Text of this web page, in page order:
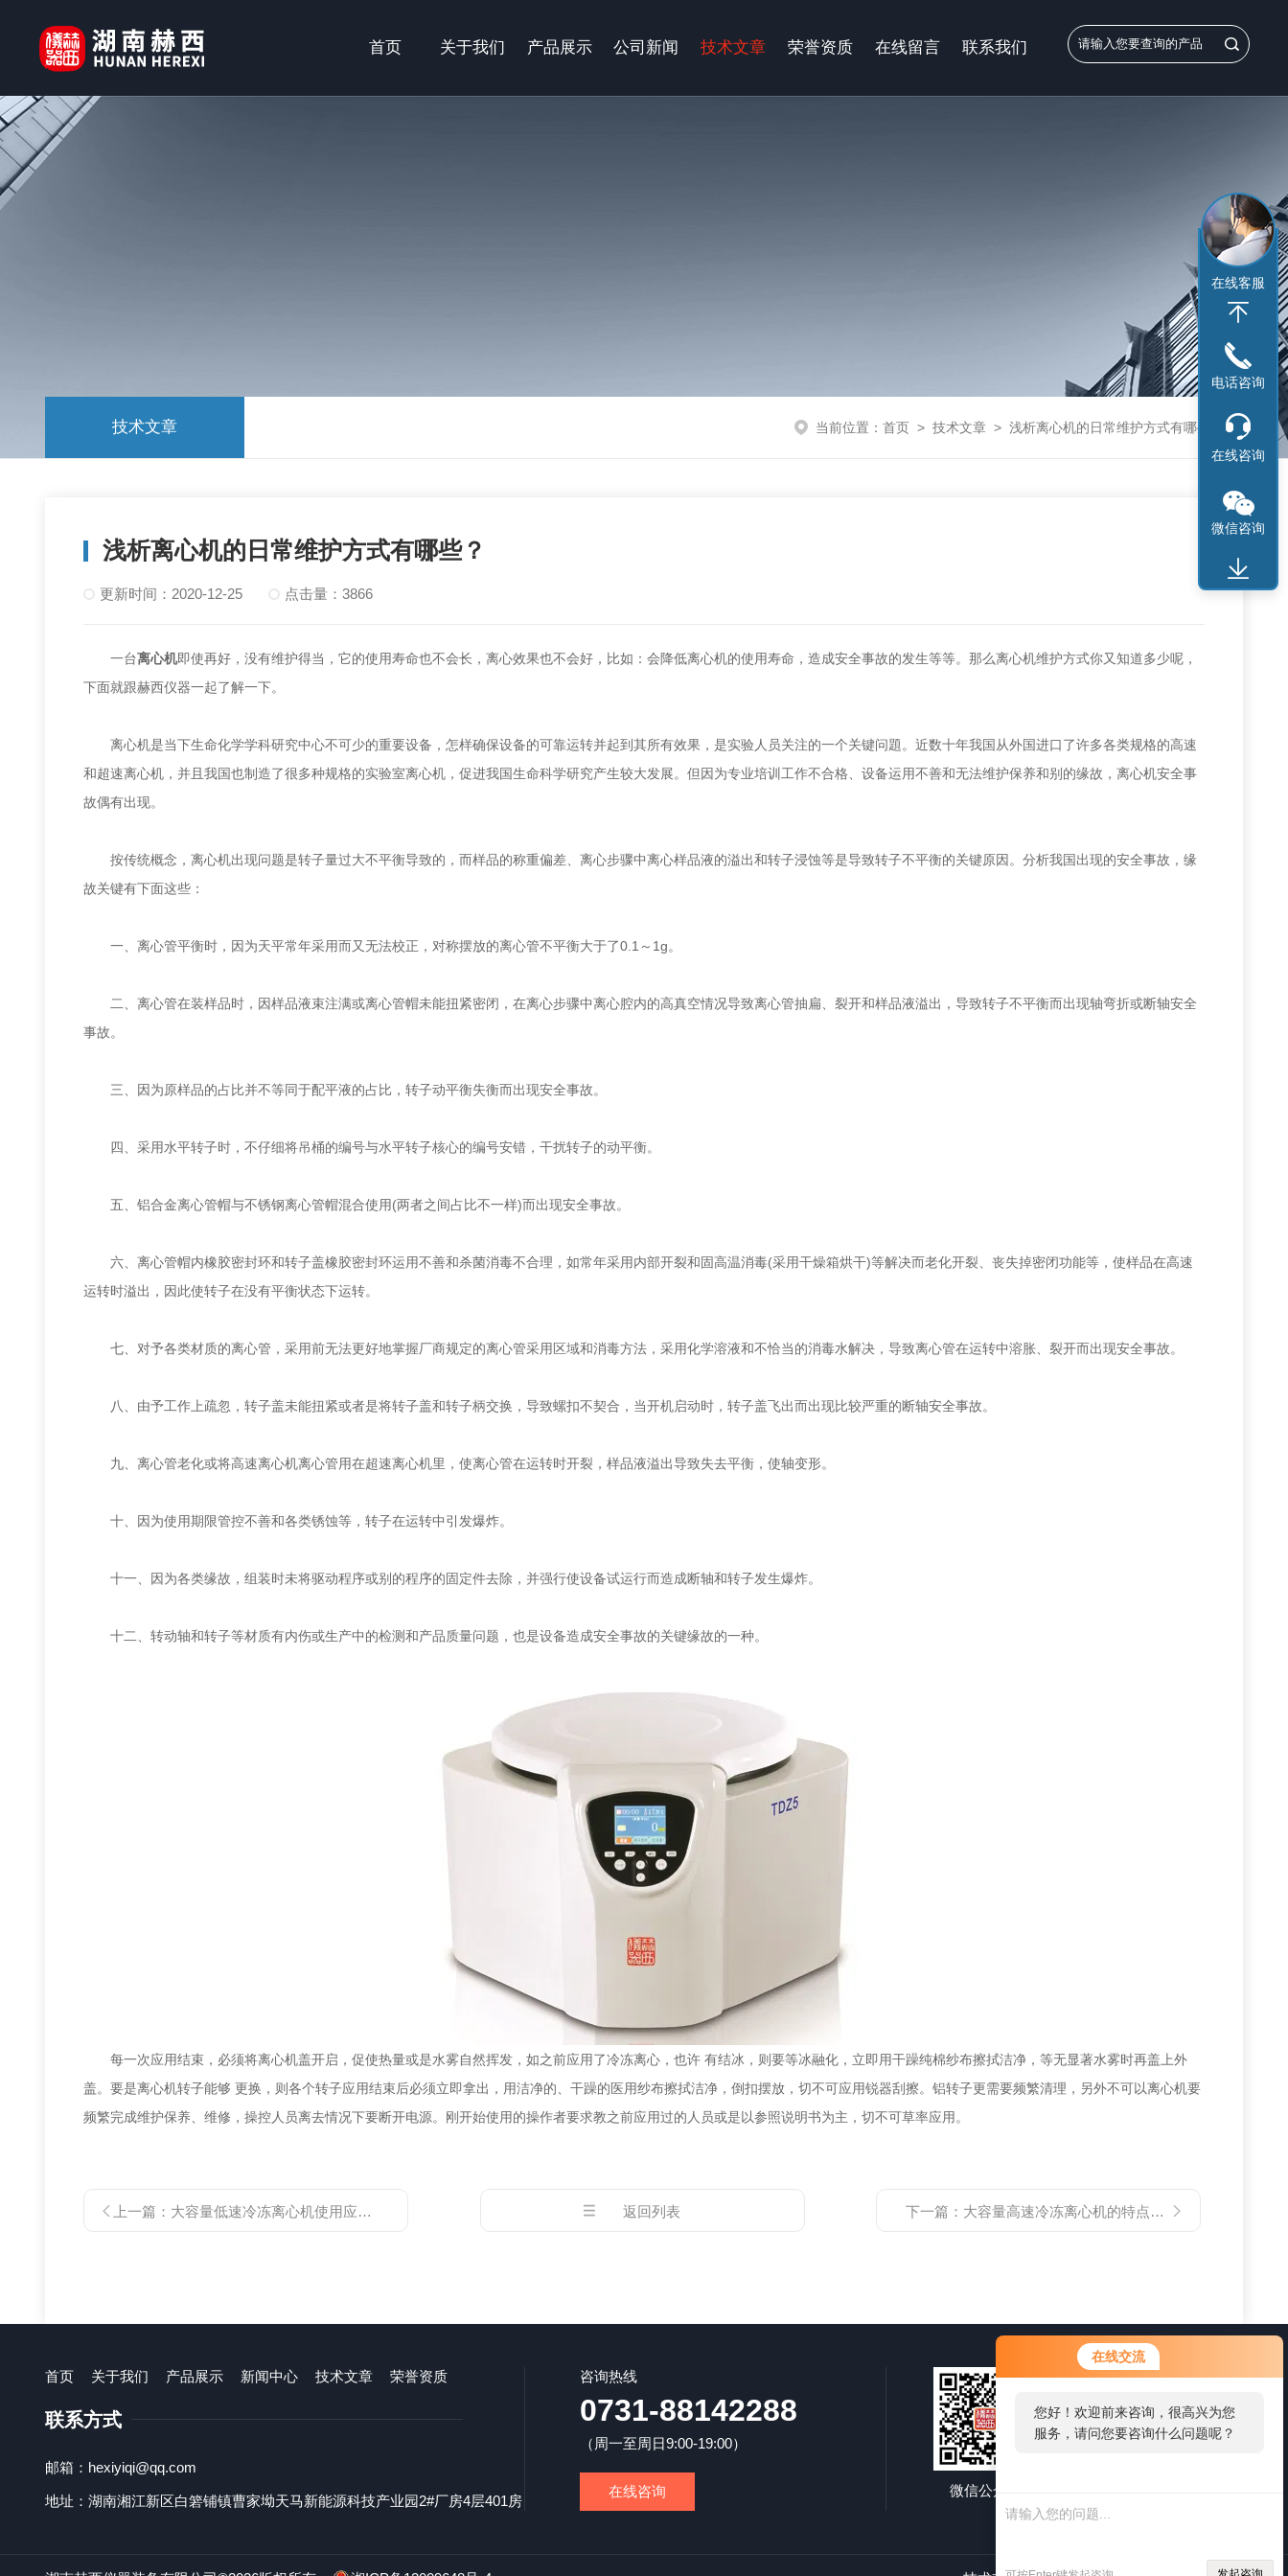
在线交流
您好！欢迎前来咨询，很高兴为您
服务，请问您要咨询什么问题呢？
首页 关于我们 产品展示 公司新闻 技术文章 荣誉资质 在线留言 联系我们
技术文章 当前位置： 首页> 技术文章> 浅析离心机的日常维护方式有哪些？
浅析离心机的日常维护方式有哪些？
更新时间：2020-12-25 点击量：3866
一台离心机即使再好，没有维护得当，它的使用寿命也不会长，离心效果也不会好，比如：会降低离心机的使用寿命，造成安全事故的发生等等。那么离心机维护方式你又知道多少呢，
下面就跟赫西仪器一起了解一下。
离心机是当下生命化学学科研究中心不可少的重要设备，怎样确保设备的可靠运转并起到其所有效果，是实验人员关注的一个关键问題。近数十年我国从外国进口了许多各类规格的高速
和超速离心机，并且我国也制造了很多种规格的实验室离心机，促进我国生命科学研究产生较大发展。但因为专业培训工作不合格、设备运用不善和无法维护保养和别的缘故，离心机安全事
故偶有出现。
按传统概念，离心机出现问题是转子量过大不平衡导致的，而样品的称重偏差、离心步骤中离心样品液的溢出和转子浸蚀等是导致转子不平衡的关键原因。分析我国出现的安全事故，缘
故关键有下面这些：
一、离心管平衡时，因为天平常年采用而又无法校正，对称摆放的离心管不平衡大于了0.1～1g。
二、离心管在装样品时，因样品液束注满或离心管帽未能扭紧密闭，在离心步骤中离心腔内的高真空情况导致离心管抽扁、裂开和样品液溢出，导致转子不平衡而出现轴弯折或断轴安全
事故。
三、因为原样品的占比并不等同于配平液的占比，转子动平衡失衡而出现安全事故。
四、采用水平转子时，不仔细将吊桶的编号与水平转子核心的编号安错，干扰转子的动平衡。
五、铝合金离心管帽与不锈钢离心管帽混合使用(两者之间占比不一样)而出现安全事故。
六、离心管帽内橡胶密封环和转子盖橡胶密封环运用不善和杀菌消毒不合理，如常年采用内部开裂和固高温消毒(采用干燥箱烘干)等解决而老化开裂、丧失掉密闭功能等，使样品在高速
运转时溢出，因此使转子在没有平衡状态下运转。
七、对予各类材质的离心管，采用前无法更好地掌握厂商规定的离心管采用区域和消毒方法，采用化学溶液和不恰当的消毒水解决，导致离心管在运转中溶胀、裂开而出现安全事故。
八、由予工作上疏忽，转子盖未能扭紧或者是将转子盖和转子柄交换，导致螺扣不契合，当开机启动时，转子盖飞出而出现比较严重的断轴安全事故。
九、离心管老化或将高速离心机离心管用在超速离心机里，使离心管在运转时开裂，样品液溢出导致失去平衡，使轴变形。
十、因为使用期限管控不善和各类锈蚀等，转子在运转中引发爆炸。
十一、因为各类缘故，组装时未将驱动程序或别的程序的固定件去除，并强行使设备试运行而造成断轴和转子发生爆炸。
十二、转动轴和转子等材质有内伤或生产中的检测和产品质量问题，也是设备造成安全事故的关键缘故的一种。
每一次应用结束，必须将离心机盖开启，促使热量或是水雾自然挥发，如之前应用了冷冻离心，也许 有结冰，则要等冰融化，立即用干躁纯棉纱布擦拭洁净，等无显著水雾时再盖上外
盖。要是离心机转子能够 更换，则各个转子应用结束后必须立即拿出，用洁净的、干躁的医用纱布擦拭洁净，倒扣摆放，切不可应用锐器刮擦。铝转子更需要频繁清理，另外不可以离心机要
频繁完成维护保养、维修，操控人员离去情况下要断开电源。刚开始使用的操作者要求教之前应用过的人员或是以参照说明书为主，切不可草率应用。
上一篇： 大容量低速冷冻离心机使用应注意的问题 返回列表 下一篇： 大容量高速冷冻离心机的特点和维护保养
首页 关于我们 产品展示 新闻中心 技术文章 荣誉资质
联系方式
邮箱：hexiyiqi@qq.com
地址：湖南湘江新区白箬铺镇曹家坳天马新能源科技产业园2#厂房4层401房
咨询热线
0731-88142288
（周一至周日9:00-19:00）
在线咨询 微信公众号
在线客服
电话咨询
在线咨询
微信咨询